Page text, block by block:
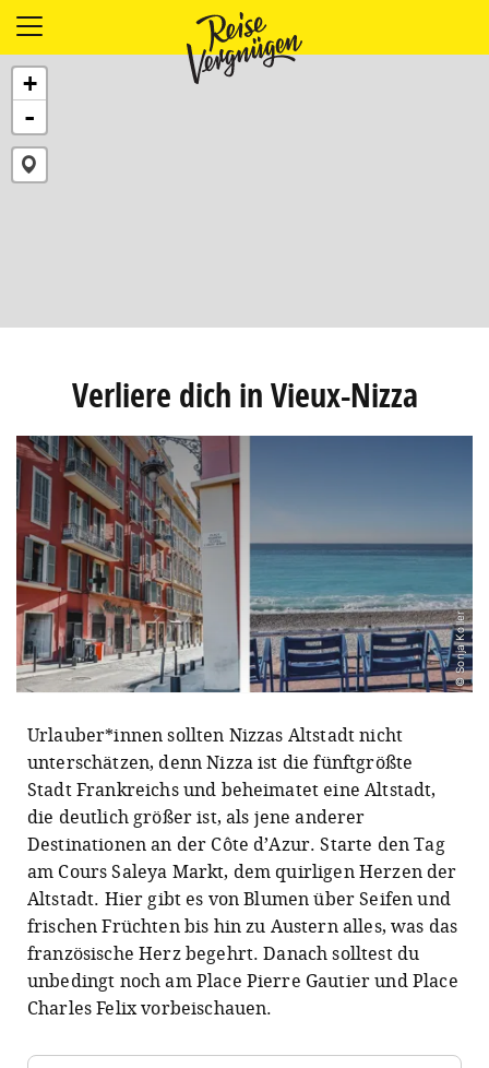
LÄNDER
FOOD
PLANUNG
OUTDOOR
+
-
Verliere dich in Vieux-Nizza
© Sonja Koller
Urlauber*innen sollten Nizzas Altstadt nicht
unterschätzen, denn Nizza ist die fünftgrößte
Stadt Frankreichs und beheimatet eine Altstadt,
die deutlich größer ist, als jene anderer
Destinationen an der Côte d’Azur. Starte den Tag
am Cours Saleya Markt, dem quirligen Herzen der
Altstadt. Hier gibt es von Blumen über Seifen und
frischen Früchten bis hin zu Austern alles, was das
französische Herz begehrt. Danach solltest du
unbedingt noch am Place Pierre Gautier und Place
Charles Felix vorbeischauen.